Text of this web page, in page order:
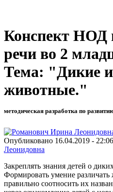
Конспект НОД
речи во 2
Тема: "Дикие
животные."
методическая разработка по
Опубликовано 16.04.2019 -
Леонидовна
Закреплять знания детей о
Формировать умение
правильно соотносить их